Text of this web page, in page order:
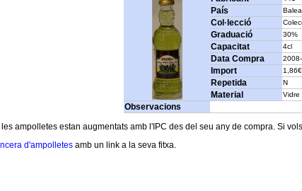
País
Col·lecció
Graduació 30%
Capacitat 4cl
Data Compra
Import 1,86€
Repetida N
Material Vidre
Observacions
les ampolletes estan augmentats amb l'IPC des del seu any de compra. Si
d'ampolletes amb un link a la seva fitxa.